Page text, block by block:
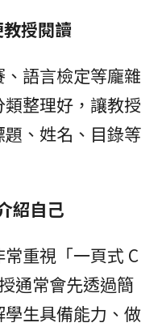
授閱讀
語言檢定等龐雜
整理好，讓教授
、姓名、目錄等
紹自己
重視「一頁式 C
通常會先透過簡
生具備能力、做